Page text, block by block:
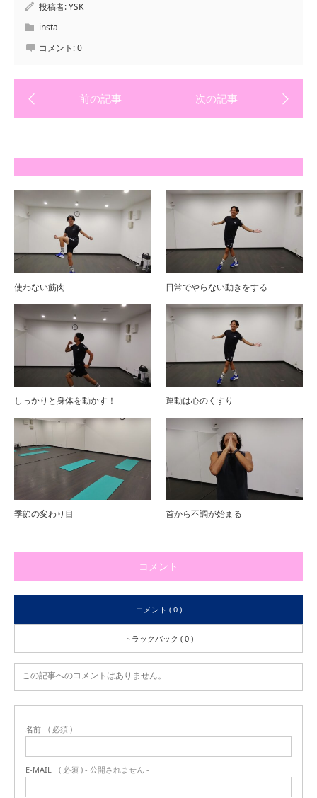
投稿者:YSK
insta
コメント:0
使わない筋肉 日常でやらない動きをする
しっかりと身体を動かす！ 運動は心のくすり
季節の変わり目 首から不調が始まる
コメント
コメント ( 0 )
トラックバック ( 0 )
この記事へのコメントはありません。
名前 ( 必須 )
E-MAIL ( 必須 ) - 公開されません -